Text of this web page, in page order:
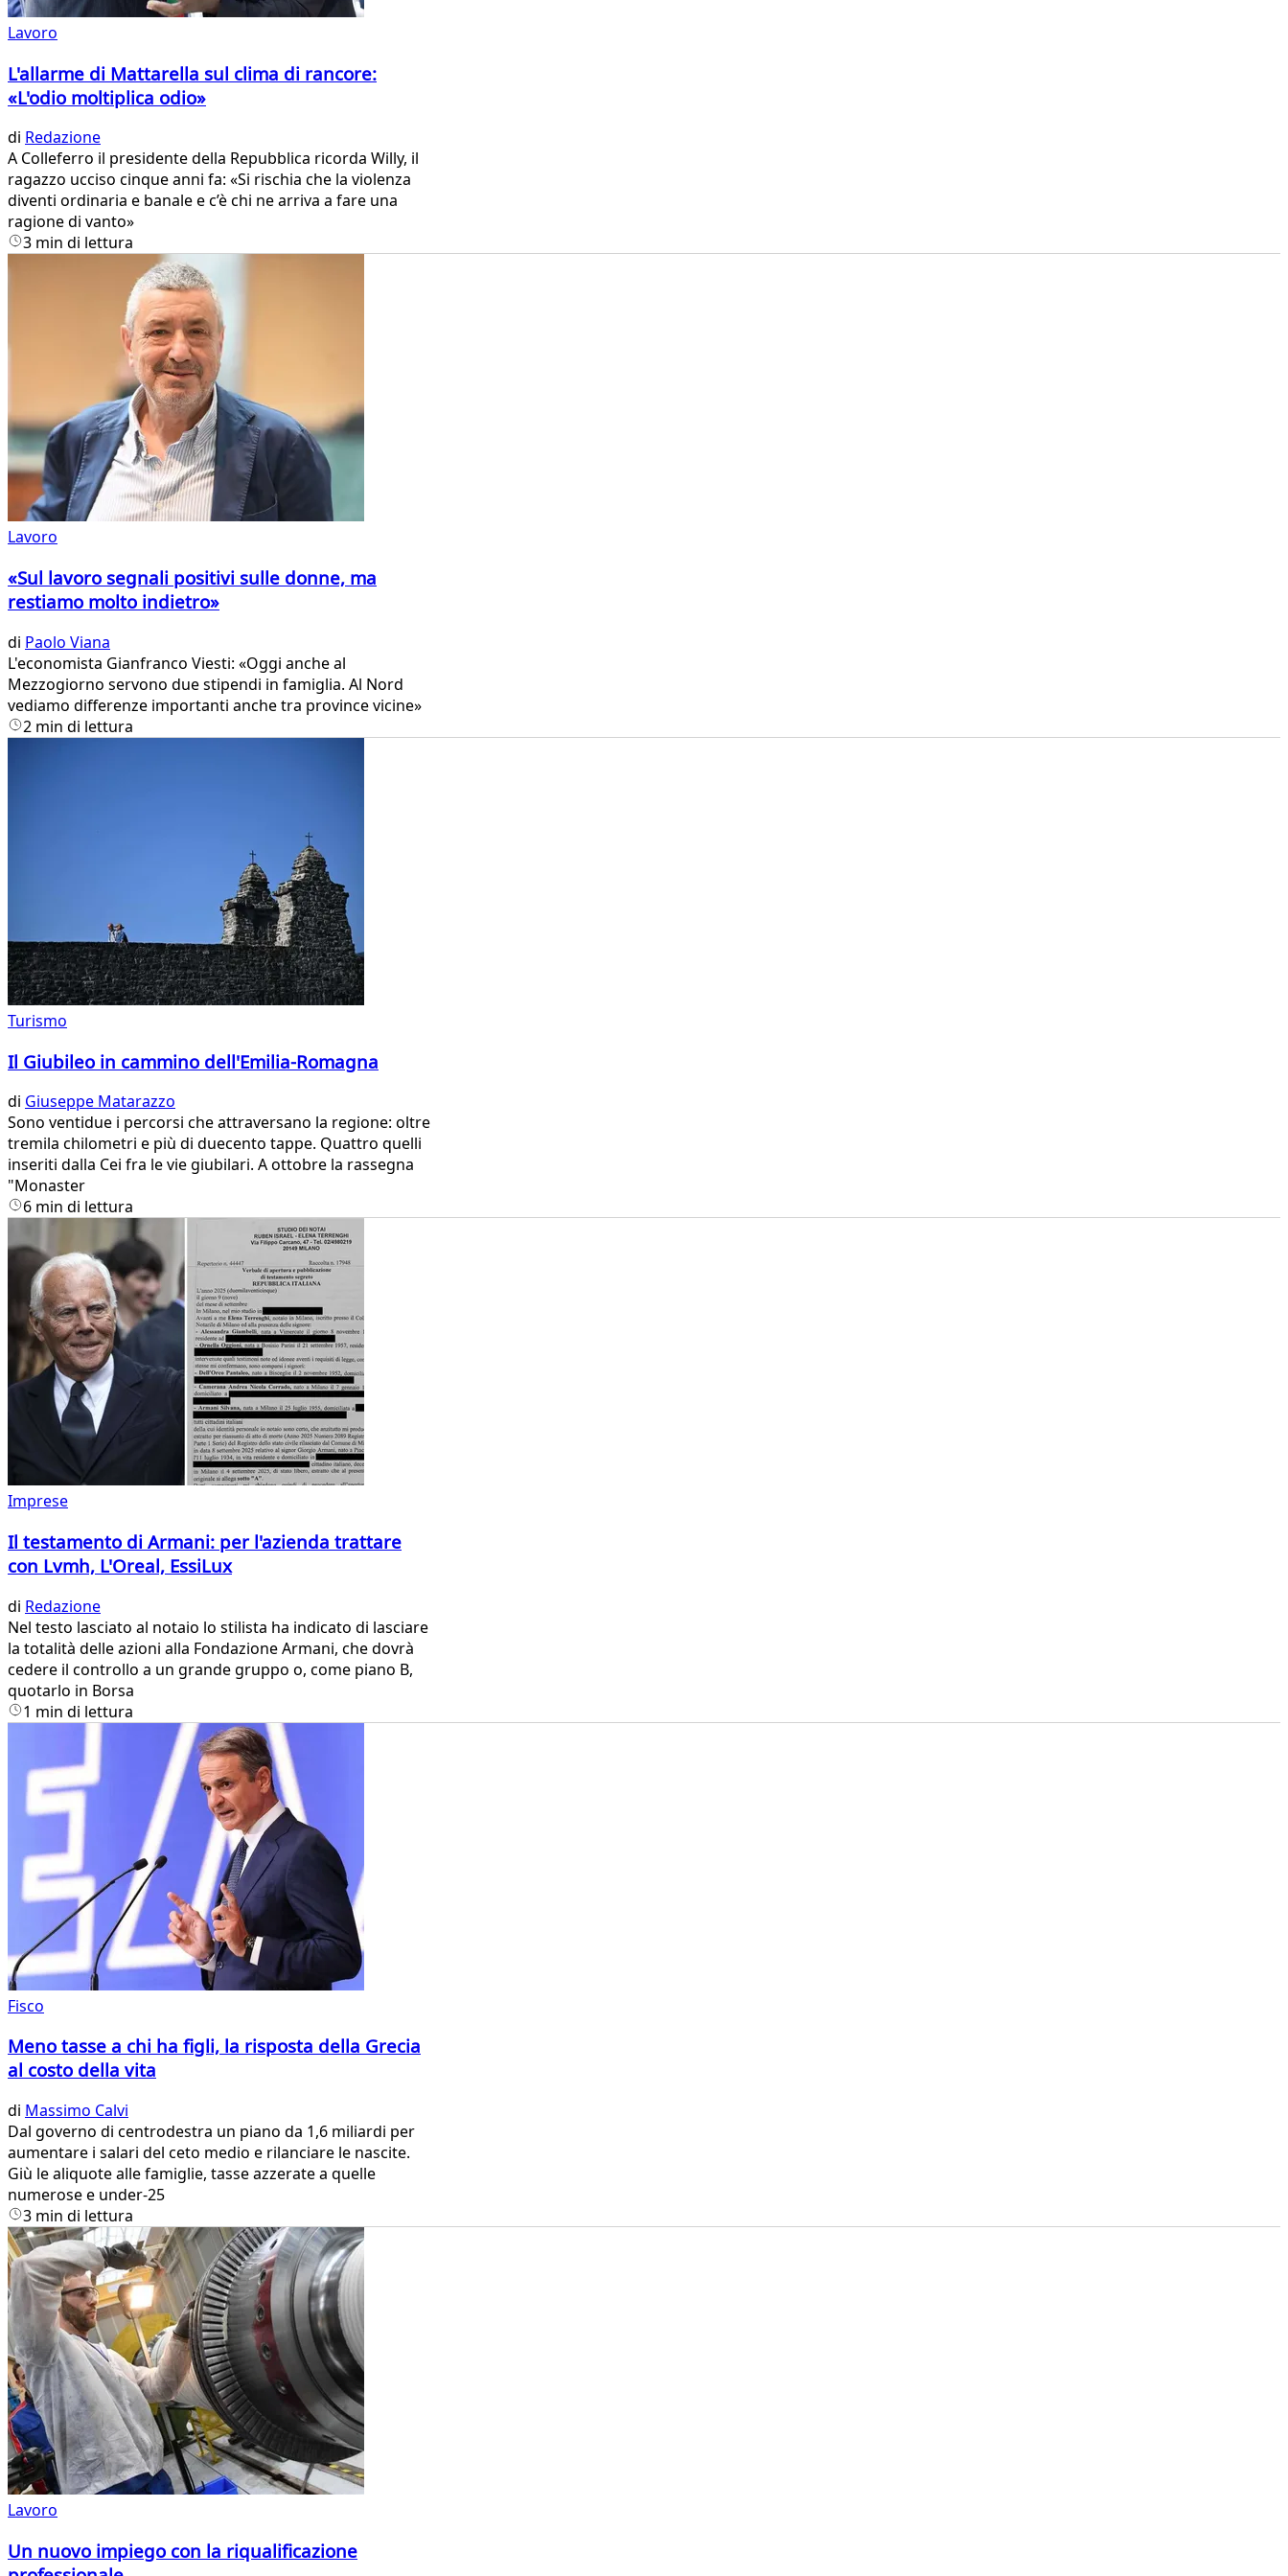
Lavoro
L'allarme di Mattarella sul clima di rancore:
«L'odio moltiplica odio»
di Redazione
A Colleferro il presidente della Repubblica ricorda Willy, il
ragazzo ucciso cinque anni fa: «Si rischia che la violenza
diventi ordinaria e banale e c’è chi ne arriva a fare una
ragione di vanto»
3 min di lettura
Lavoro
«Sul lavoro segnali positivi sulle donne, ma
restiamo molto indietro»
di Paolo Viana
L'economista Gianfranco Viesti: «Oggi anche al
Mezzogiorno servono due stipendi in famiglia. Al Nord
vediamo differenze importanti anche tra province vicine»
2 min di lettura
Turismo
Il Giubileo in cammino dell'Emilia-Romagna
di Giuseppe Matarazzo
Sono ventidue i percorsi che attraversano la regione: oltre
tremila chilometri e più di duecento tappe. Quattro quelli
inseriti dalla Cei fra le vie giubilari. A ottobre la rassegna
"Monaster
6 min di lettura
Imprese
Il testamento di Armani: per l'azienda trattare
con Lvmh, L'Oreal, EssiLux
di Redazione
Nel testo lasciato al notaio lo stilista ha indicato di lasciare
la totalità delle azioni alla Fondazione Armani, che dovrà
cedere il controllo a un grande gruppo o, come piano B,
quotarlo in Borsa
1 min di lettura
Fisco
Meno tasse a chi ha figli, la risposta della Grecia
al costo della vita
di Massimo Calvi
Dal governo di centrodestra un piano da 1,6 miliardi per
aumentare i salari del ceto medio e rilanciare le nascite.
Giù le aliquote alle famiglie, tasse azzerate a quelle
numerose e under-25
3 min di lettura
Lavoro
Un nuovo impiego con la riqualificazione